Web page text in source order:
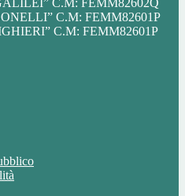
C.M: FEMM82601P
C.M: FEMM82601P